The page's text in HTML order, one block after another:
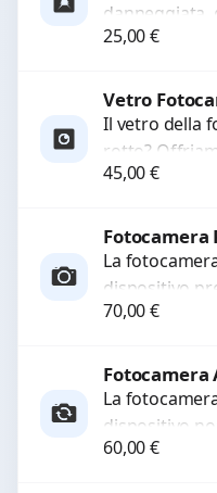
danneggiata,
ricambi di
25,00€
Vetro
Il vetro della
rotto?
ricambi di
45,00€
Fotocamera
La
dispositivo
funzionante,...
70,00€
La
dispositivo
sostituiamo
60,00€